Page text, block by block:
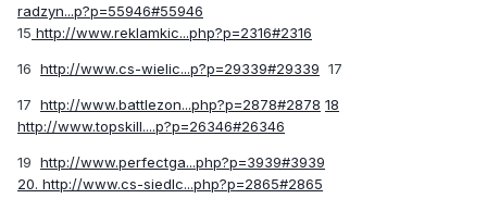
radzyn...p?p=55946#55946
15 http://www.reklamkic...php?p=2316#2316
16 http://www.cs-wielic...p?p=29339#29339 17
17 http://www.battlezon...php?p=2878#2878 18
http://www.topskill....p?p=26346#26346
19 http://www.perfectga...php?p=3939#3939
20. http://www.cs-siedlc...php?p=2865#2865